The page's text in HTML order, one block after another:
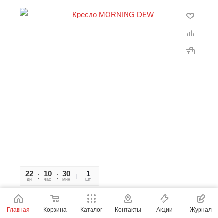
22
дн
10
час
30
мин
48
сек
1
шт
Кресло MORNING DEW
Главная Корзина Каталог Контакты Акции Журнал